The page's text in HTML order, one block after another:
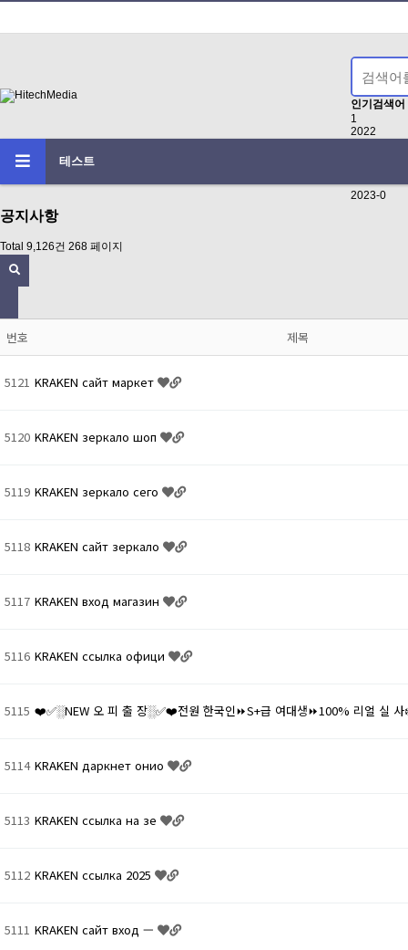
인기검색어
1
2022
--
2023-0
테스트
공지사항
Total 9,126건 268 페이지
번호 제목
5121 KRAKEN сайт маркет
5120 KRAKEN зеркало шоп
5119 KRAKEN зеркало сего
5118 KRAKEN сайт зеркало
5117 KRAKEN вход магазин
5116 KRAKEN ссылка офици
5115 ❤️✅░NEW 오 피 출 장░✅❤️전원 한국인⏩S+급 여대생⏩100% 리얼 실
5114 KRAKEN даркнет онио
5113 KRAKEN ссылка на зе
5112 KRAKEN ссылка 2025
5111 KRAKEN сайт вход —